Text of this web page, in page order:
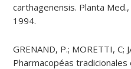
carthagenensis. Planta
1994.
GRENAND, P.; MORETTI, C;
Pharmacopéas tradicionales